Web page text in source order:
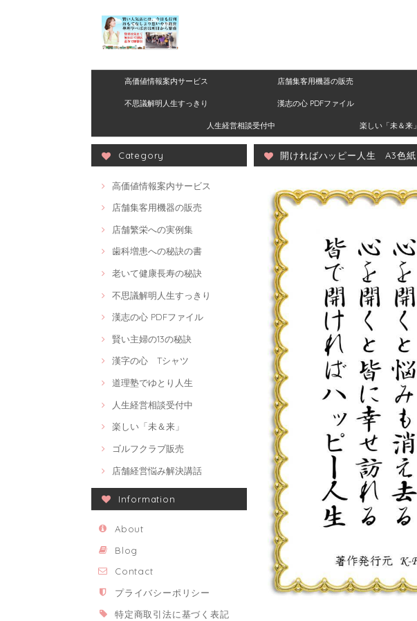
高価値情報案内サービス 店舗集客用機器の販売
不思議解明人生すっきり 漢志の心 PDFファイル
人生経営相談受付中 楽しい「未＆来」
Category
高価値情報案内サービス
店舗集客用機器の販売
店舗繁栄への実例集
歯科増患への秘訣の書
老いて健康長寿の秘訣
不思議解明人生すっきり
漢志の心 PDFファイル
賢い主婦の13の秘訣
漢字の心 Tシャツ
道理塾でゆとり人生
人生経営相談受付中
楽しい「未＆来」
ゴルフクラブ販売
店舗経営悩み解決講話
Information
About
Blog
Contact
プライバシーポリシー
特定商取引法に基づく表記
開ければハッピー人生 A3色紙